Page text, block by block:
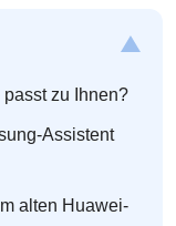
zu Ihnen?
Assistent
alten Huawei-